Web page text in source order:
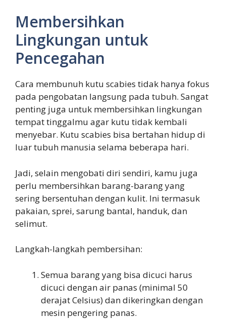
Membersihkan
Lingkungan untuk
Pencegahan
Cara membunuh kutu scabies tidak hanya fokus
pada pengobatan langsung pada tubuh. Sangat
penting juga untuk membersihkan lingkungan
tempat tinggalmu agar kutu tidak kembali
menyebar. Kutu scabies bisa bertahan hidup di
luar tubuh manusia selama beberapa hari.
Jadi, selain mengobati diri sendiri, kamu juga
perlu membersihkan barang-barang yang
sering bersentuhan dengan kulit. Ini termasuk
pakaian, sprei, sarung bantal, handuk, dan
selimut.
Langkah-langkah pembersihan:
Semua barang yang bisa dicuci harus
dicuci dengan air panas (minimal 50
derajat Celsius) dan dikeringkan dengan
mesin pengering panas.